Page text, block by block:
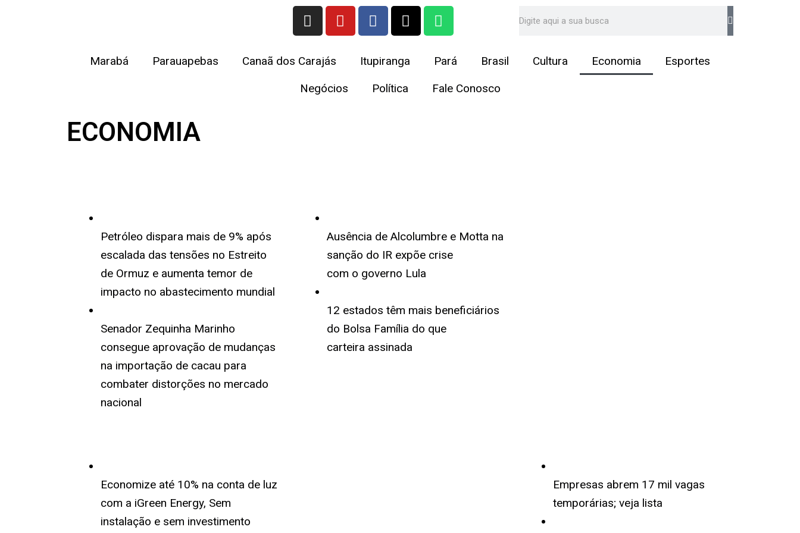
I
n
t
g
Y
o
b
F
a
e
b
o
X
-
w
t
W
h
t
a
Search
Marabá Parauapebas Canaã dos Carajás Itupiranga Pará Brasil Cultura Economia
Esportes
Negócios
Política Fale Conosco
ECONOMIA
Petróleo dispara mais de 9% após
escalada das tensões no Estreito
de Ormuz e aumenta temor de
impacto no abastecimento mundial
Senador Zequinha Marinho
consegue aprovação de mudanças
na importação de cacau para
combater distorções no mercado
nacional
Ausência de Alcolumbre e Motta na
sanção do IR expõe crise
com o governo Lula
12 estados têm mais beneficiários
do Bolsa Família do que
carteira assinada
Economize até 10% na conta de luz
com a iGreen Energy, Sem
instalação e sem investimento
Empresas abrem 17 mil vagas
temporárias; veja lista